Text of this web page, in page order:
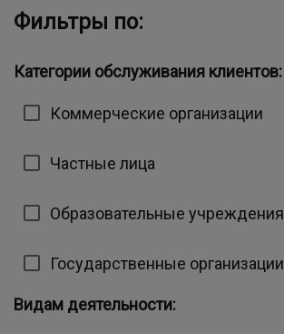
Фильтры по:
Категории обслуживания клиентов:
Коммерческие организации
Частные лица
Образовательные учреждения
Государственные организации
Видам деятельности: